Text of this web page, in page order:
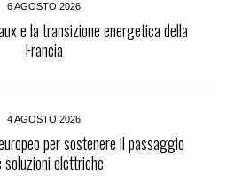
6 AGOSTO 2026
e la transizione energetica della
Francia
4 AGOSTO 2026
per sostenere il passaggio
soluzioni elettriche